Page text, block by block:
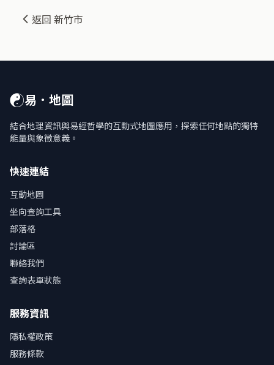
返回 新竹市
☯易．地圖
結合地理資訊與易經哲學的互動式地圖應用，探索任何地點的獨特
能量與象徵意義。
快速連結
互動地圖
坐向查詢工具
部落格
討論區
聯絡我們
查詢表單狀態
服務資訊
隱私權政策
服務條款